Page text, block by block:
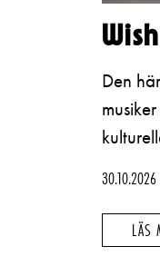
Den
30.10.2026
–
LÄS